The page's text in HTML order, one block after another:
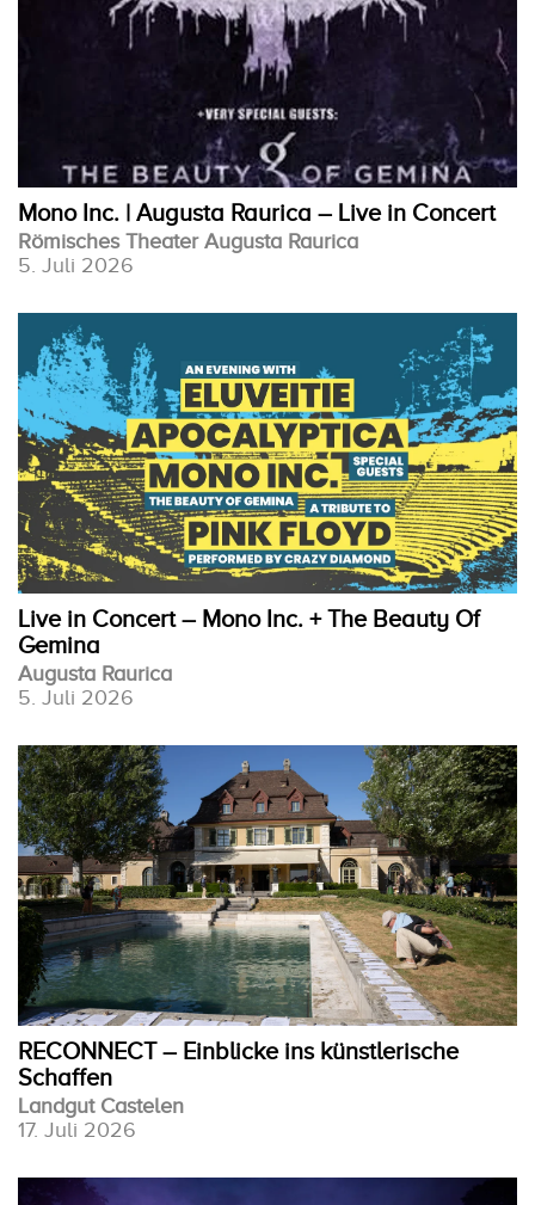
Mono Inc. | Augusta Raurica – Live in Concert
Römisches Theater Augusta Raurica
5. Juli 2026
Live in Concert – Mono Inc. + The Beauty Of
Gemina
Augusta Raurica
5. Juli 2026
RECONNECT – Einblicke ins künstlerische
Schaffen
Landgut Castelen
17. Juli 2026